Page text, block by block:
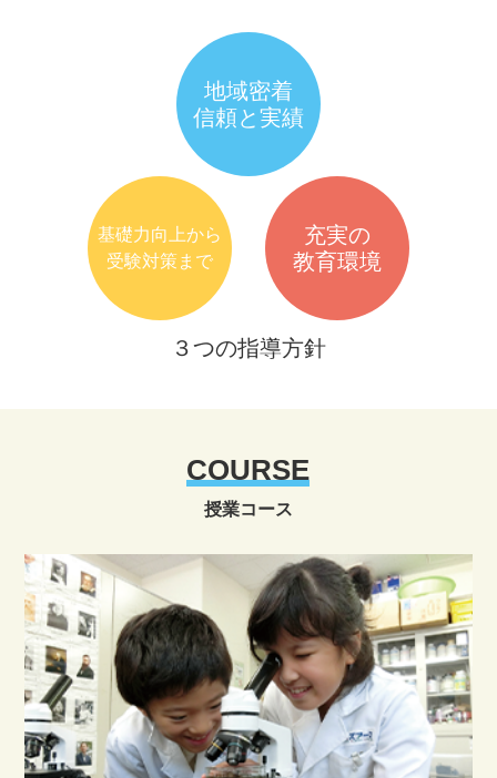
地域密着
信頼と実績
基礎力向上から
受験対策まで
充実の
教育環境
３つの指導方針
COURSE
授業コース